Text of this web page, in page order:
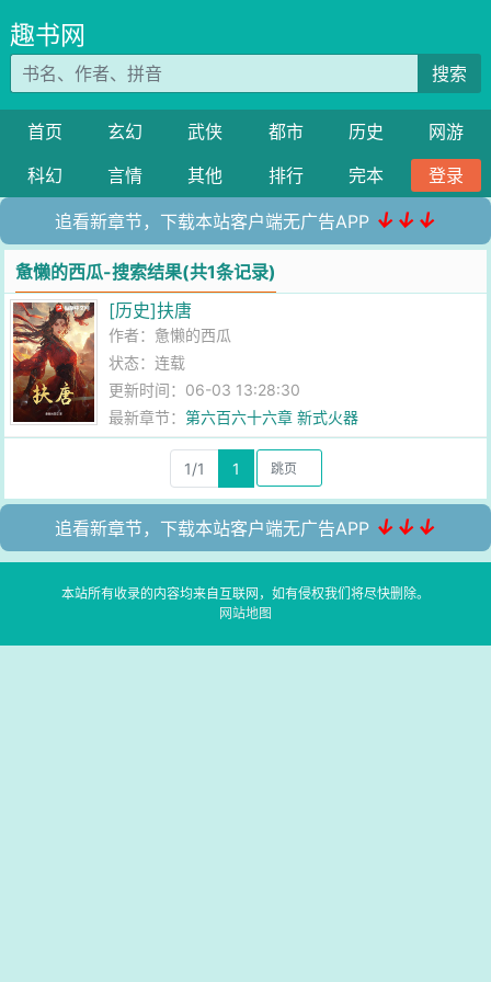
趣书网
搜索
首页 玄幻 武侠 都市 历史
网游
科幻
言情 其他 排行 完本 登录
追看新章节，下载本站客户端无广告APP ↓↓↓
惫懒的西瓜-搜索结果(共1条记录)
[历史]扶唐
作者： 惫懒的西瓜
状态：连载
更新时间：06-03 13:28:30
最新章节：第六百六十六章 新式火器
1/1 1
追看新章节，下载本站客户端无广告APP ↓↓↓
本站所有收录的内容均来自互联网，如有侵权我们将尽快删除。
网站地图